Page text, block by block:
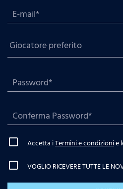
Accetta iTermini e condizionie
VOGLIO RICEVERE TUTTE LE